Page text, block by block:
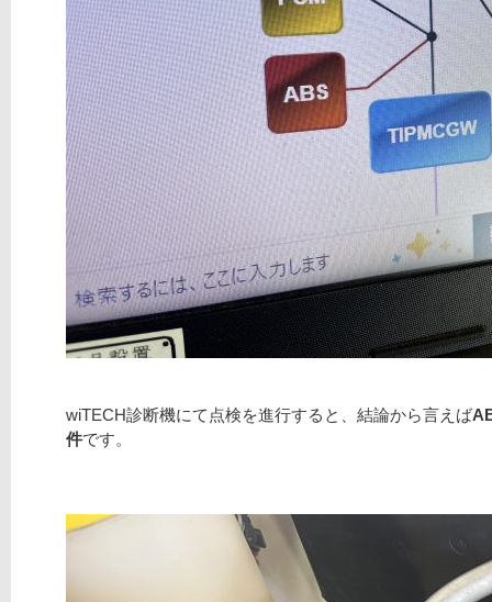
wiTECH診断機にて点検を進行すると、結論から言えば
件です。